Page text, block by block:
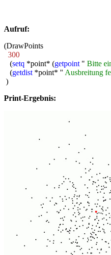
Aufruf:
(DrawPoints
300
(setq *point* (getpoint " Bitte
(getdist *point* " Ausbreitung
)
Print-Ergebnis: